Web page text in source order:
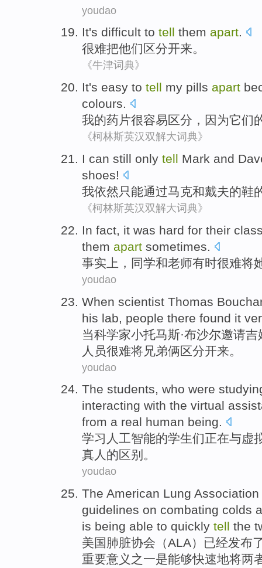
youdao
It's difficult to tell them apart.
很难把他们 区分开来。
《牛津词典》
It's easy to tell my pills apart
colours.
我的药片很容易区分 ， 因为它们
《柯林斯英汉双解大词典》
I can still only tell Mark and
shoes!
我依然只能通过马克和戴夫的鞋
《柯林斯英汉双解大词典》
In fact, it was hard for their
them apart sometimes.
事实上，同学和老师有时很难将
youdao
When scientist Thomas
his lab, people there found it
当科学家小托马斯·布沙尔邀请
人员很难将兄弟俩区分开来。
youdao
The students, who were
interacting with the virtual
from a real human being.
学习 人工智能的学生们正在与虚
真人 的区别 。
youdao
The American Lung Association
guidelines on combating colds
is being able to quickly tell the
美国 肺脏协会 （ALA） 已经发布
重要意义 之一是能够快速地将两